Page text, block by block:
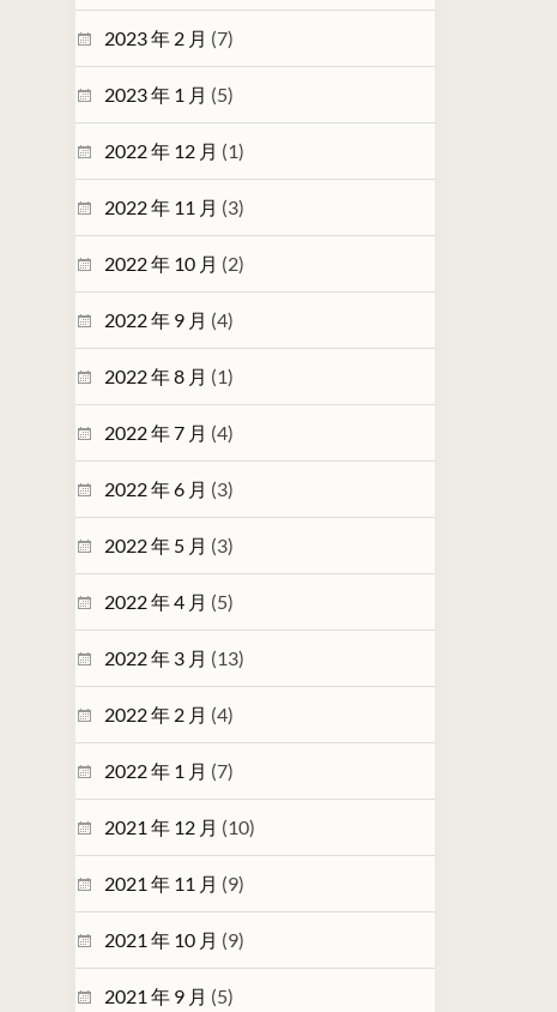
2023 年 2 月 (7)
2023 年 1 月 (5)
2022 年 12 月 (1)
2022 年 11 月 (3)
2022 年 10 月 (2)
2022 年 9 月 (4)
2022 年 8 月 (1)
2022 年 7 月 (4)
2022 年 6 月 (3)
2022 年 5 月 (3)
2022 年 4 月 (5)
2022 年 3 月 (13)
2022 年 2 月 (4)
2022 年 1 月 (7)
2021 年 12 月 (10)
2021 年 11 月 (9)
2021 年 10 月 (9)
2021 年 9 月 (5)